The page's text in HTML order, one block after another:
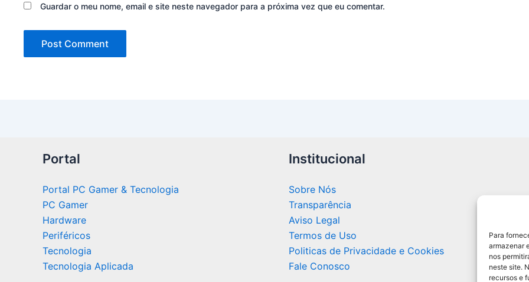
Para
armazenar
nos
neste site.
recursos e
Guardar o meu nome, email e site neste navegador para a próxima vez que eu comentar.
Portal
Portal PC Gamer & Tecnologia
PC Gamer
Hardware
Periféricos
Tecnologia
Tecnologia Aplicada
Institucional
Sobre Nós
Transparência
Aviso Legal
Termos de Uso
Politicas de Privacidade e Cookies
Fale Conosco